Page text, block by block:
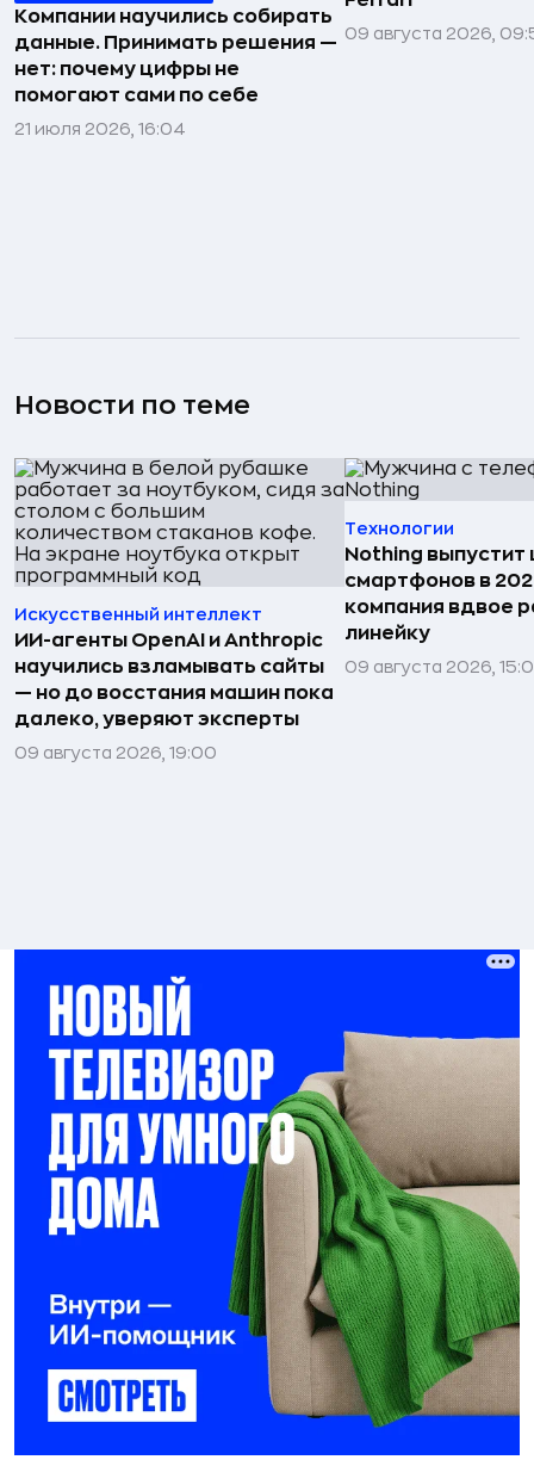
Компании научились собирать
данные. Принимать решения —
нет: почему цифры не
помогают сами по себе
21 июля 2026, 16:04
09 августа 2026,
Новости по теме
Искусственный интеллект
ИИ-агенты OpenAI и Anthropic
научились взламывать сайты
— но до восстания машин пока
далеко, уверяют эксперты
09 августа 2026, 19:00
Технологии
Nothing выпустит
смартфонов в
компания вдвое
линейку
09 августа 2026,